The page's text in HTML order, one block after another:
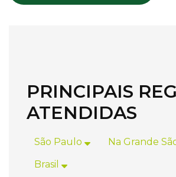
PRINCIPAIS
ATENDIDAS
São Paulo
Na Grande
Brasil